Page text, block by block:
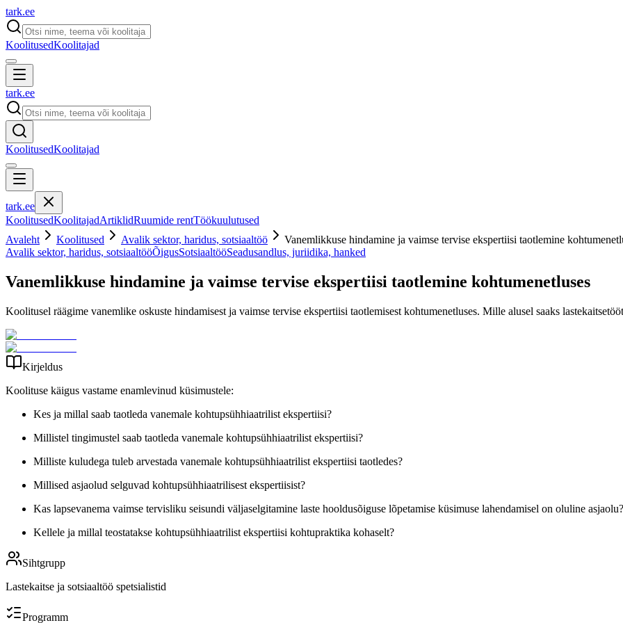
tark.ee
KoolitusedKoolitajad
tark.ee
KoolitusedKoolitajad
tark.ee
KoolitusedKoolitajadArtiklidRuumide rentTöökuulutused
Avaleht
Koolitused Avalik sektor, haridus, sotsiaaltöö
Vanemlikkuse hindamine ja vaimse tervise ekspertiisi taotlemine
Avalik sektor, haridus, sotsiaaltööÕigusSotsiaaltööSeadusandlus, juriidika, hanked
Vanemlikkuse hindamine ja vaimse tervise ekspertiisi taotlemine kohtumenetluses
Koolitusel räägime vanemlike oskuste hindamisest ja vaimse tervise ekspertiisi taotlemisest kohtumenetluses. Mille alusel saaks
Kirjeldus
Koolituse käigus vastame enamlevinud küsimustele:
Kes ja millal saab taotleda vanemale kohtupsühhiaatrilist ekspertiisi?
Millistel tingimustel saab taotleda vanemale kohtupsühhiaatrilist ekspertiisi?
Milliste kuludega tuleb arvestada vanemale kohtupsühhiaatrilist ekspertiisi taotledes?
Millised asjaolud selguvad kohtupsühhiaatrilisest ekspertiisist?
Kas lapsevanema vaimse tervisliku seisundi väljaselgitamine laste hooldusõiguse lõpetamise küsimuse lahendamisel on oluline asjaolu?
Kellele ja millal teostatakse kohtupsühhiaatrilist ekspertiisi kohtupraktika kohaselt?
Sihtgrupp
Lastekaitse ja sotsiaaltöö spetsialistid
Programm